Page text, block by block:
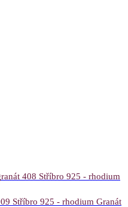
408 Stříbro 925 - rhodium
Stříbro 925 - rhodium Granát